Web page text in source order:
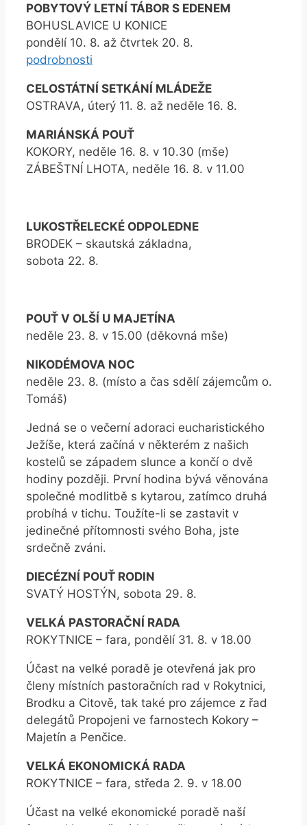
POBYTOVÝ LETNÍ TÁBOR S EDENEM
BOHUSLAVICE U KONICE
pondělí 10. 8. až čtvrtek 20. 8.
podrobnosti
CELOSTÁTNÍ SETKÁNÍ MLÁDEŽE
OSTRAVA, úterý 11. 8. až neděle 16. 8.
MARIÁNSKÁ POUŤ
KOKORY, neděle 16. 8. v 10.30 (mše)
ZÁBEŠTNÍ LHOTA, neděle 16. 8. v 11.00
LUKOSTŘELECKÉ ODPOLEDNE
BRODEK – skautská základna,
sobota 22. 8.
POUŤ V OLŠÍ U MAJETÍNA
neděle 23. 8. v 15.00 (děkovná mše)
NIKODÉMOVA NOC
neděle 23. 8. (místo a čas sdělí zájemcům o.
Tomáš)
Jedná se o večerní adoraci eucharistického
Ježíše, která začíná v některém z našich
kostelů se západem slunce a končí o dvě
hodiny později. První hodina bývá věnována
společné modlitbě s kytarou, zatímco druhá
probíhá v tichu. Toužíte-li se zastavit v
jedinečné přítomnosti svého Boha, jste
srdečně zváni.
DIECÉZNÍ POUŤ RODIN
SVATÝ HOSTÝN, sobota 29. 8.
VELKÁ PASTORAČNÍ RADA
ROKYTNICE – fara, pondělí 31. 8. v 18.00
Účast na velké poradě je otevřená jak pro
členy místních pastoračních rad v Rokytnici,
Brodku a Citově, tak také pro zájemce z řad
delegátů Propojeni ve farnostech Kokory –
Majetín a Penčice.
VELKÁ EKONOMICKÁ RADA
ROKYTNICE – fara, středa 2. 9. v 18.00
Účast na velké ekonomické poradě naší